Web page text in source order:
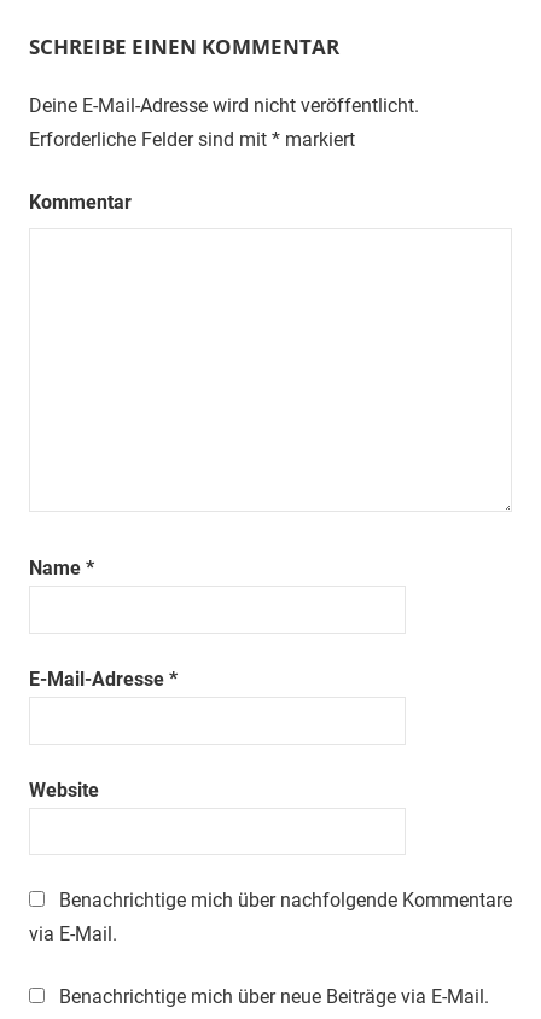
SCHREIBE EINEN KOMMENTAR
Deine E-Mail-Adresse wird nicht veröffentlicht.
Erforderliche Felder sind mit * markiert
Kommentar
Name *
E-Mail-Adresse *
Website
Benachrichtige mich über nachfolgende Kommentare
via E-Mail.
Benachrichtige mich über neue Beiträge via E-Mail.